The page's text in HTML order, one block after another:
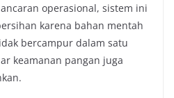
operasional, sistem ini
karena bahan mentah
bercampur dalam satu
keamanan pangan juga